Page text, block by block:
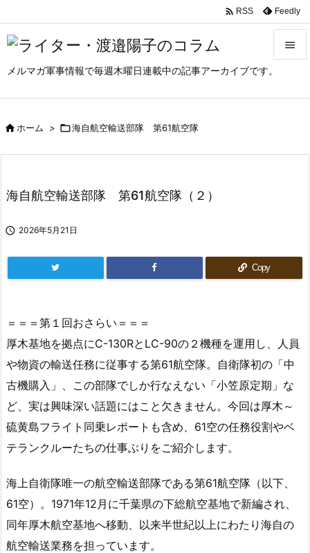
メルマガ軍事情報で毎週木曜日連載中の記事アーカイブです。

 RSS Feedly
ホーム > 海自航空輸送部隊 第61航空隊
海自航空輸送部隊 第61航空隊（２）
 2026年5月21日
Copy
＝＝＝第１回おさらい＝＝＝
厚木基地を拠点にC-130RとLC-90の２機種を運用し、人員
や物資の輸送任務に従事する第61航空隊。自衛隊初の「中
古機購入」、この部隊でしか行なえない「小笠原定期」な
ど、実は興味深い話題にはこと欠きません。今回は厚木～
硫黄島フライト同乗レポートも含め、61空の任務役割やベ
テランクルーたちの仕事ぶりをご紹介します。
海上自衛隊唯一の航空輸送部隊である第61航空隊（以下、
61空）。1971年12月に千葉県の下総航空基地で新編され、
同年厚木航空基地へ移動、以来半世紀以上にわたり海自の
航空輸送業務を担っています。